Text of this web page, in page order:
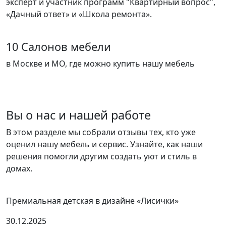
«Дачный ответ» и «Школа ремонта».
10 Салонов мебели
в Москве и МО, где можно купить нашу мебель
Вы о нас и нашей работе
В этом разделе мы собрали отзывы тех, кто уже
оценил нашу мебель и сервис. Узнайте, как наши
решения помогли другим создать уют и стиль в
домах.
Премиальная детская в дизайне «Лисички»
30.12.2025